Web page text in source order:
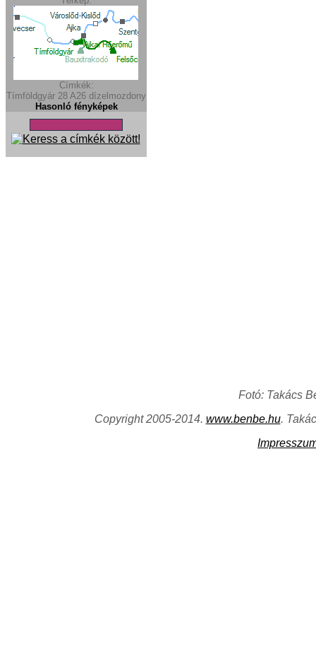
Címkék:
Tímföldgyár 28 A26 dízelmozdony
Hasonló fényképek
Fotó: Takács
Copyright 2005-2014. www.benbe.hu.